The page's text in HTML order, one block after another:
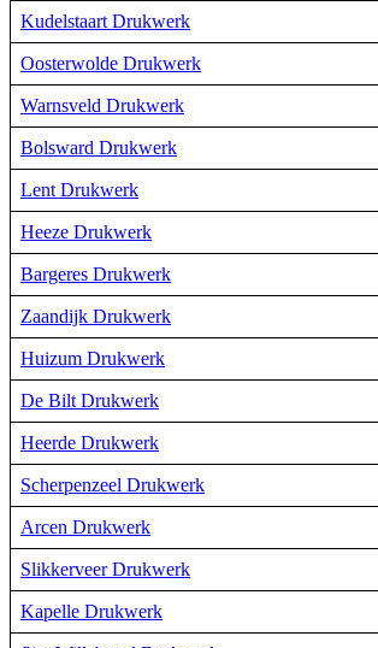
Kudelstaart Drukwerk
Oosterwolde Drukwerk
Warnsveld Drukwerk
Bolsward Drukwerk
Lent Drukwerk
Heeze Drukwerk
Bargeres Drukwerk
Zaandijk Drukwerk
Huizum Drukwerk
De Bilt Drukwerk
Heerde Drukwerk
Scherpenzeel Drukwerk
Arcen Drukwerk
Slikkerveer Drukwerk
Kapelle Drukwerk